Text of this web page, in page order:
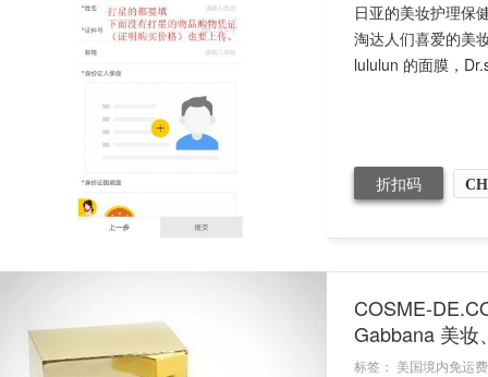
日亚的美妆护理保
淘达人们喜爱的美
lululun 的面膜，
折扣码
COSME-
Gabbana 美
标签： 美国境内免运费